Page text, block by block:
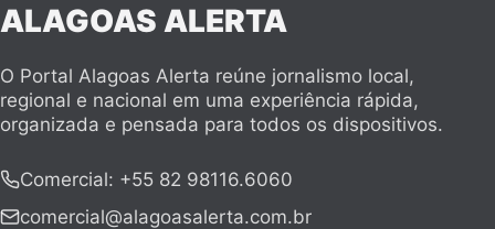
ALAGOAS ALERTA
O Portal Alagoas Alerta reúne jornalismo local,
regional e nacional em uma experiência rápida,
organizada e pensada para todos os dispositivos.
Comercial: +55 82 98116.6060
comercial@alagoasalerta.com.br